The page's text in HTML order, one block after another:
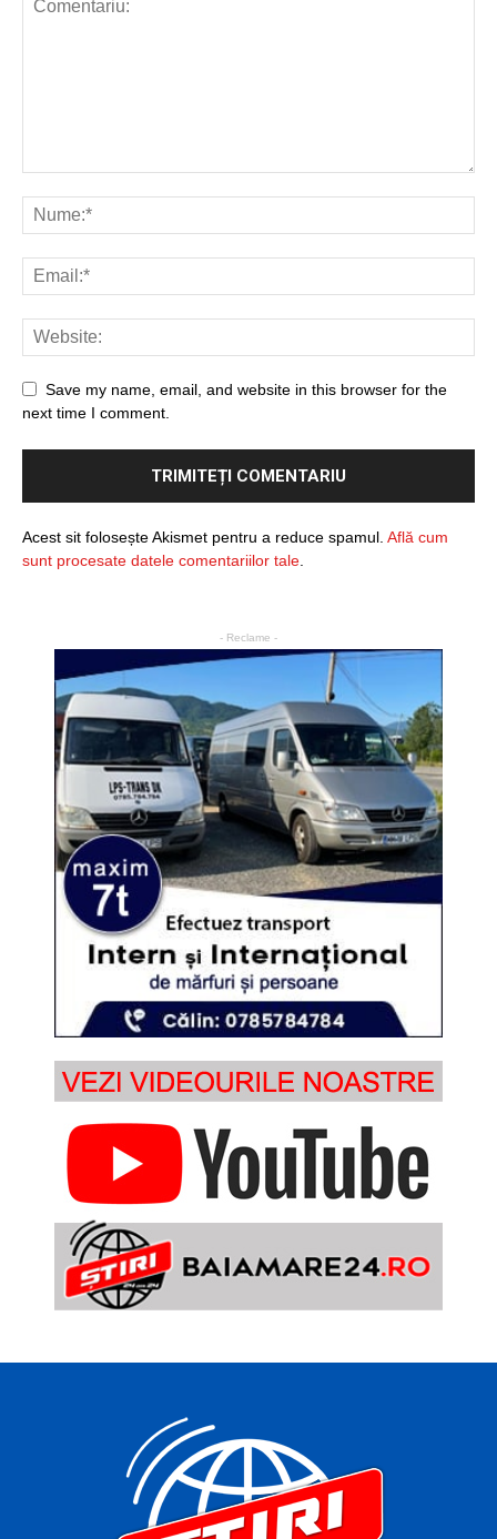
Save my name, email, and website in this browser for the
next time I comment.
Acest sit folosește Akismet pentru a reduce spamul. Află cum
sunt procesate datele comentariilor tale.
- Reclame -